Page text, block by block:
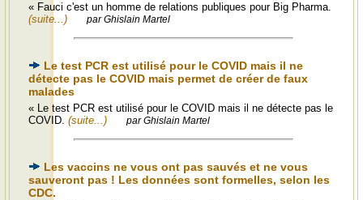
« Fauci c'est un homme de relations publiques pour Big Pharma.
(suite...)
par Ghislain Martel
Le test PCR est utilisé pour le COVID mais il ne
détecte pas le COVID mais permet de créer de faux
malades
« Le test PCR est utilisé pour le COVID mais il ne détecte pas le
COVID. (suite...) par Ghislain Martel
Les vaccins ne vous ont pas sauvés et ne vous
sauveront pas ! Les données sont formelles, selon les
CDC.